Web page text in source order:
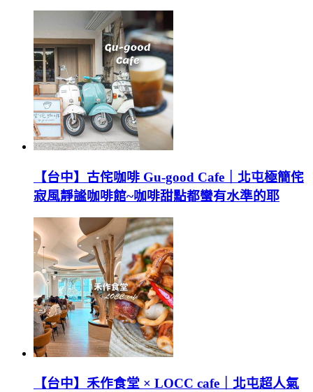
【台中】古侘咖啡 Gu-good Cafe｜北屯極簡侘
寂風靜謐咖啡館~咖啡甜點都蠻有水準的耶
【台中】禾作食堂 × LOCC cafe｜北屯超人氣